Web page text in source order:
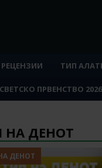
РЕЦЕНЗИИ ТИП
СВЕТСКО ПРВЕНСТВО 2026
НА ДЕНОТ
ДЕНОТ